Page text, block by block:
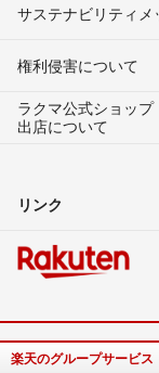
サステナビリティメ
権利侵害について
ラクマ公式ショップ
出店について
リンク
楽天のグループサービス